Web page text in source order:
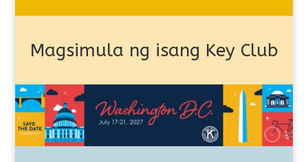
Magsimula ng isang Key Club